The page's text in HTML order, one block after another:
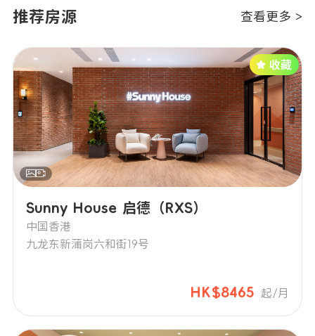
推荐房源 查看更多 >
Sunny House 启德（RXS）
中国香港
九龙东新蒲岗六和街19号
HK$8465 起/月